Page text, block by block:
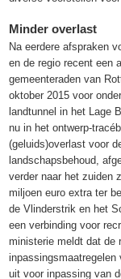
Minder overlast
Na eerdere afspraken
en de regio recent een
gemeenteraden van
oktober 2015 voor
landtunnel in het Lage
nu in het ontwerp-
(geluids)overlast voor
landschapsbehoud,
verder naar het zuiden
miljoen euro extra ter
de Vlinderstrik en het
een verbinding voor
ministerie meldt dat de
uit voor inpassing van